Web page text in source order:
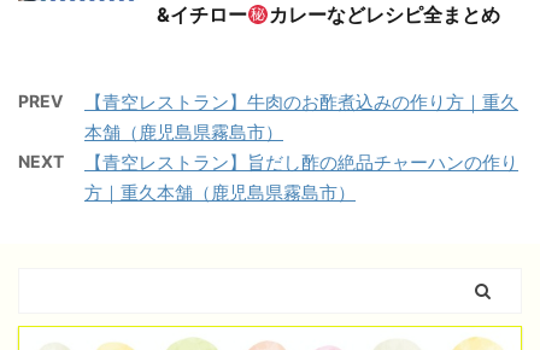
&イチロー
カレーなどレシピ全まとめ
PREV
【青空レストラン】牛肉のお酢煮込みの作り方｜重久
本舗（鹿児島県霧島市）
NEXT
【青空レストラン】旨だし酢の絶品チャーハンの作り
方｜重久本舗（鹿児島県霧島市）